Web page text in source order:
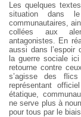
Les quelques
situation dans
communautaires,
collées aux
antagonistes. En
aussi dans l’espoir
la guerre sociale
retourne contre
s’agisse des
représentant
étatique,
ne serve plus à
pour tous par le